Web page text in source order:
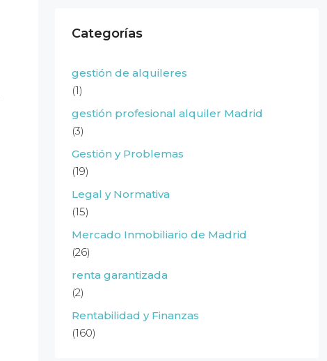
Categorías
gestión de alquileres
(1)
gestión profesional alquiler Madrid
(3)
Gestión y Problemas
(19)
Legal y Normativa
(15)
Mercado Inmobiliario de Madrid
(26)
renta garantizada
(2)
Rentabilidad y Finanzas
(160)